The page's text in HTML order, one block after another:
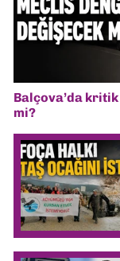
Balçova’da
mi?